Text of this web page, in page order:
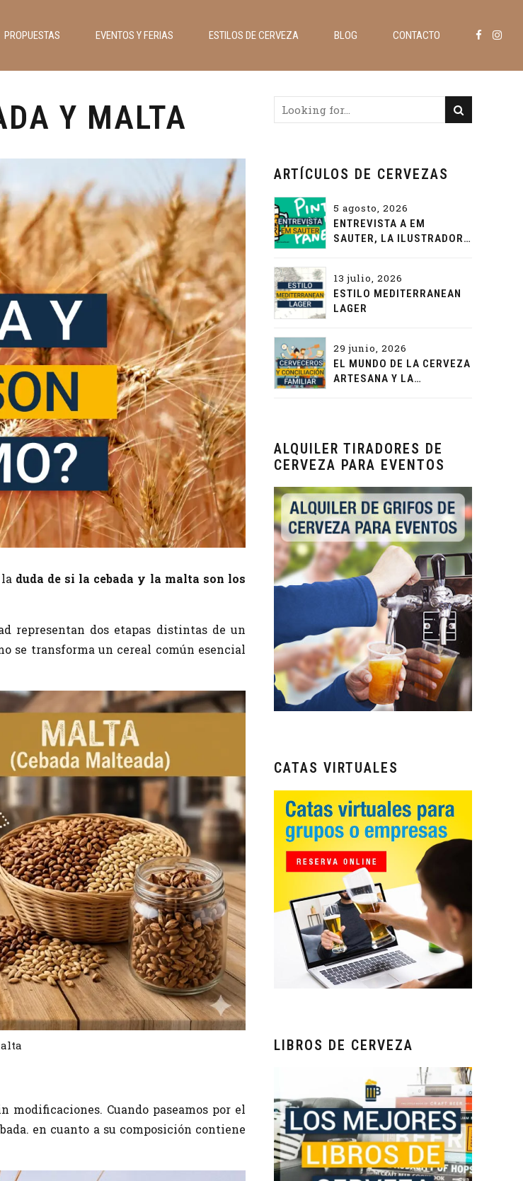
PROPUESTAS EVENTOS Y FERIAS ESTILOS DE CERVEZA BLOG CONTACTO
Y MALTA
duda de si la cebada y la malta son los
representan dos etapas distintas de un
se transforma un cereal común esencial
modificaciones. Cuando paseamos por el
en cuanto a su composición contiene
ARTÍCULOS DE CERVEZAS
5 agosto, 2026
ENTREVISTA A EM
SAUTER, LA ILUSTRADORA
13 julio, 2026
ESTILO MEDITERRANEAN
LAGER
29 junio, 2026
EL MUNDO DE LA CERVEZA
ARTESANA Y LA
ALQUILER TIRADORES DE
CERVEZA PARA EVENTOS
CATAS VIRTUALES
LIBROS DE CERVEZA